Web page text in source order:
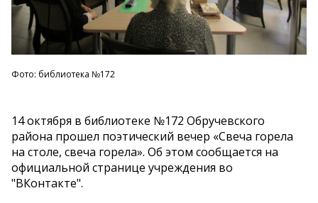
Фото: библиотека №172
14 октября в библиотеке №172 Обручевского
района прошел поэтический вечер «Свеча горела
на столе, свеча горела». Об этом сообщается на
официальной странице учреждения во
"ВКонтакте".